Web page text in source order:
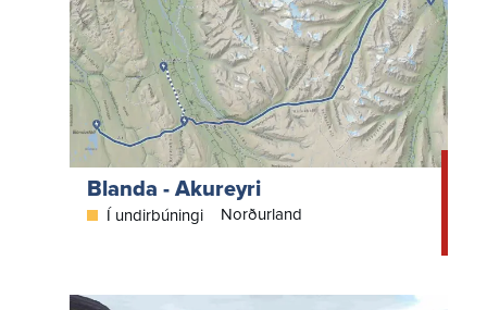
Blanda - Akureyri
Í undirbúningi Norðurland